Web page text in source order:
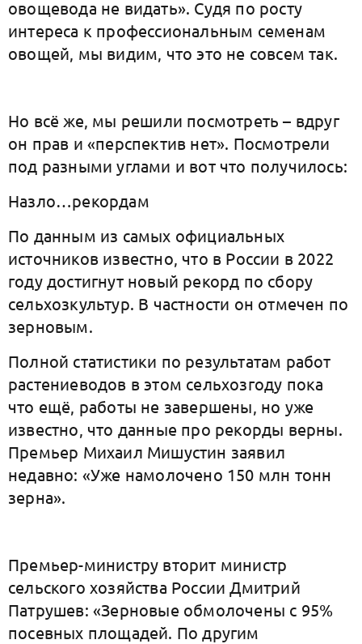
овощевода не видать». Судя по росту
интереса к профессиональным семенам
овощей, мы видим, что это не совсем так.
Но всё же, мы решили посмотреть – вдруг
он прав и «перспектив нет». Посмотрели
под разными углами и вот что получилось:
Назло…рекордам
По данным из самых официальных
источников известно, что в России в 2022
году достигнут новый рекорд по сбору
сельхозкультур. В частности он отмечен по
зерновым.
Полной статистики по результатам работ
растениеводов в этом сельхозгоду пока
что ещё, работы не завершены, но уже
известно, что данные про рекорды верны.
Премьер Михаил Мишустин заявил
недавно: «Уже намолочено 150 млн тонн
зерна».
Премьер-министру вторит министр
сельского хозяйства России Дмитрий
Патрушев: «Зерновые обмолочены с 95%
посевных площадей. По другим